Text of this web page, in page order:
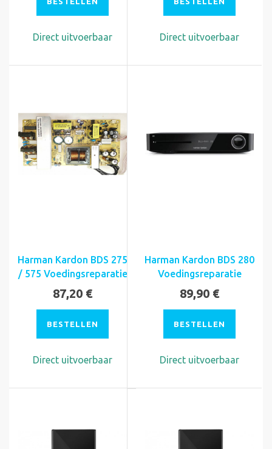
Direct uitvoerbaar Direct uitvoerbaar
Harman Kardon BDS 275
/ 575 Voedingsreparatie
87,20 €
BESTELLEN
Direct uitvoerbaar
Harman Kardon BDS 280
Voedingsreparatie
89,90 €
BESTELLEN
Direct uitvoerbaar